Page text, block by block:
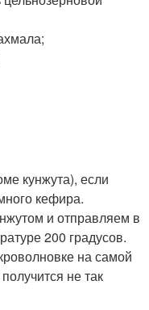
кунжута), если
кефира.
и отправляем в
200 градусов.
на самой
не так